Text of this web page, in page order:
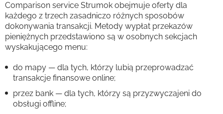
Comparison service Strumok obejmuje oferty dla
każdego z trzech zasadniczo różnych sposobów
dokonywania transakcji. Metody wypłat przekazów
pieniężnych przedstawiono są w osobnych sekcjach
wyskakującego menu:
do mapy — dla tych, którzy lubią przeprowadzać
transakcje finansowe online;
przez bank — dla tych, którzy są przyzwyczajeni do
obsługi offline;